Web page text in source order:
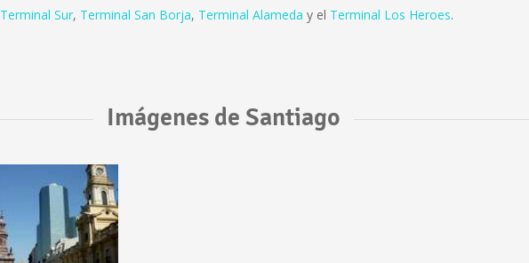
Terminal Sur, Terminal San Borja, Terminal Alameda y el Terminal Los Heroes.
Imágenes de Santiago